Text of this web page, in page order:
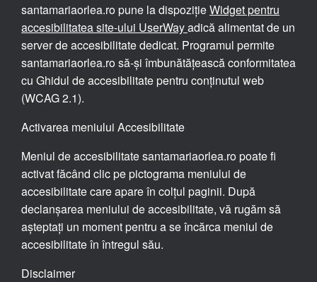
santamariaorlea.ro pune la dispozițieWidget pentru
accesibilitatea site-ului UserWayadică alimentat de un
server de accesibilitate dedicat. Programul permite
santamariaorlea.ro să-și îmbunătățească conformitatea
cu Ghidul de accesibilitate pentru conținutul web
(WCAG 2.1).
Activarea meniului Accesibilitate
Meniul de accesibilitate santamariaorlea.ro poate fi
activat făcând clic pe pictograma meniului de
accesibilitate care apare în colțul paginii. După
declanșarea meniului de accesibilitate, vă rugăm să
așteptați un moment pentru a se încărca meniul de
accesibilitate în întregul său.
Disclaimer